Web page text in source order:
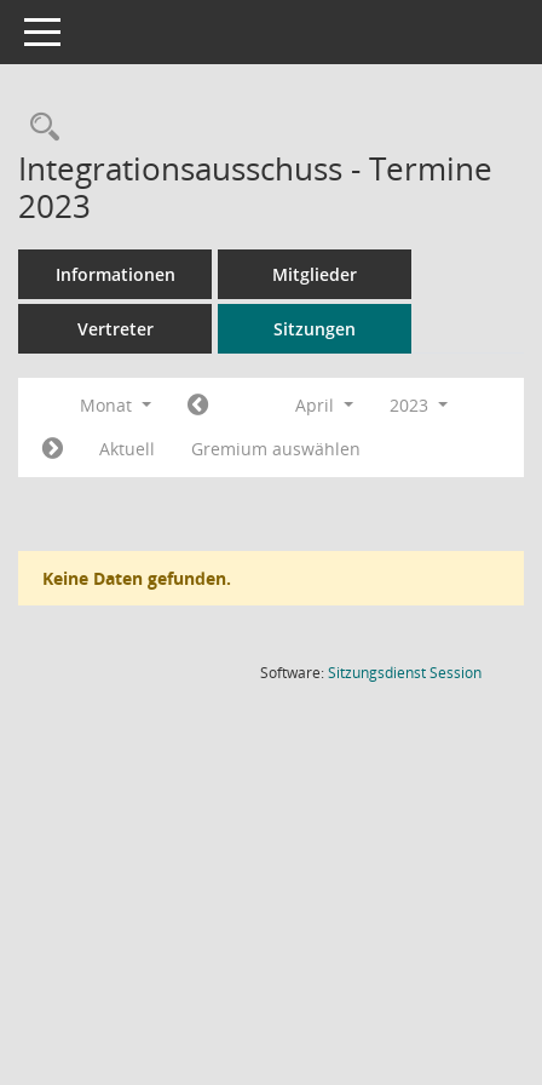
Toggle navigation
Rechercheauswahl
Integrationsausschuss - Termine
2023
Informationen Mitglieder
Vertreter Sitzungen
Monat April
2023
Aktuell
Gremium auswählen
Keine Daten gefunden.
Software:SitzungsdienstSession(Wird in